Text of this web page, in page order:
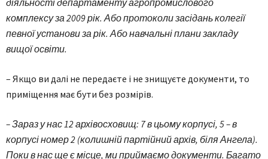
діяльності департаменту агропромислового
комплексу за 2009 рік. Або протоколи засідань колегії
певної установи за рік. Або навчальні плани закладу
вищої освіти.
– Якщо ви далі не передаєте і не знищуєте документи, то
приміщення має бути без розмірів.
– Зараз у нас 12 архівосховищ: 7 в цьому корпусі, 5 – в
корпусі номер 2 (колишній партійний архів, біля Ангела).
Поки в нас ще є місце, ми приймаємо документи. Багато